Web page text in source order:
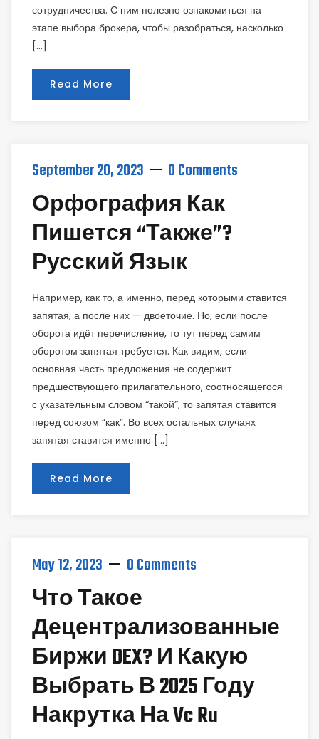
сотрудничества. С ним полезно ознакомиться на
этапе выбора брокера, чтобы разобраться, насколько
[…]
Read More
September 20, 2023 0 Comments
Орфография Как
Пишется “также”?
Русский Язык
Например, как то, а именно, перед которыми ставится
запятая, а после них — двоеточие. Но, если после
оборота идёт перечисление, то тут перед самим
оборотом запятая требуется. Как видим, если
основная часть предложения не содержит
предшествующего прилагательного, соотносящегося
с указательным словом “такой”, то запятая ставится
перед союзом “как”. Во всех остальных случаях
запятая ставится именно […]
Read More
May 12, 2023 0 Comments
Что Такое
Децентрализованные
Биржи DEX? И Какую
Выбрать В 2025 Году
Накрутка На Vc Ru